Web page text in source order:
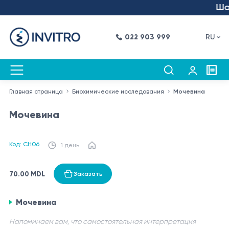
022 903 999 RU
Главная страница Биохимические исследования Мочевина
Мочевина
Код: CH06 1 день
70.00 MDL Заказать
Мочевина
Напоминаем вам, что самостоятельная интерпретация